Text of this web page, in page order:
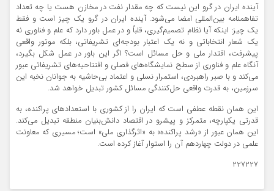
آینده ایران در گرو این نیست که چه مقدار نفت در مخازن هست یا چه تعداد
تفاهمنامه بین‌المللی امضا می‌شود. آینده ایران در گرو یک چیز است و فقط
یک چیز: اینکه آیا نظام تصمیم‌گیری، قلباً و در عمل باور دارد که علم و فناوری نه
یک شعار انتخاباتی و نه یک اعتبار بودجه‌ای تشریفاتی، بلکه موتور واقعی
پیشرفت، اقتدار ملی و حل مسائل است؟ اگر این باور در عمل شکل بگیرد،
آنگاه علم و فناوری از سطح نمایشگاه‌های فصلی و افتتاحیه‌های تشریفاتی عبور
می‌کند و با صبر راهبردی، استمرار نسلی و اعتماد بی‌حاشیه به جوانان نخبه این
سرزمین، به قدرت واقعی حل‌کنندگی مسائل کشور تبدیل خواهد شد.
این همان نقطه عطفی است که ایران را از کشوری با استعدادهای پراکنده، به
قدرتی یکپارچه، متمرکز و پیشرو در اقتصاد دانش‌بنیان منطقه تبدیل می‌کند.
این همان عبور از «رشد پراکنده» به «اثرگذاری ملی» است؛ مسیری که معاونت
علمی در دولت چهاردهم آن را استوار آغاز کرده است.
۲۲۷۲۲۷